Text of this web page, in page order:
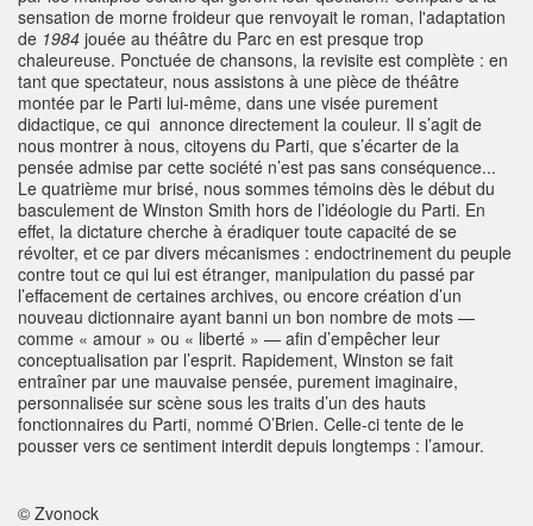
sensation de morne froideur que renvoyait le roman, l'adaptation
de 1984 jouée au théâtre du Parc en est presque trop
chaleureuse. Ponctuée de chansons, la revisite est complète : en
tant que spectateur, nous assistons à une pièce de théâtre
montée par le Parti lui-même, dans une visée purement
didactique, ce qui annonce directement la couleur. Il s’agit de
nous montrer à nous, citoyens du Parti, que s’écarter de la
pensée admise par cette société n’est pas sans conséquence...
Le quatrième mur brisé, nous sommes témoins dès le début du
basculement de Winston Smith hors de l’idéologie du Parti. En
effet, la dictature cherche à éradiquer toute capacité de se
révolter, et ce par divers mécanismes : endoctrinement du peuple
contre tout ce qui lui est étranger, manipulation du passé par
l’effacement de certaines archives, ou encore création d’un
nouveau dictionnaire ayant banni un bon nombre de mots —
comme « amour » ou « liberté » — afin d’empêcher leur
conceptualisation par l’esprit. Rapidement, Winston se fait
entraîner par une mauvaise pensée, purement imaginaire,
personnalisée sur scène sous les traits d’un des hauts
fonctionnaires du Parti, nommé O’Brien. Celle-ci tente de le
pousser vers ce sentiment interdit depuis longtemps : l’amour.
© Zvonock